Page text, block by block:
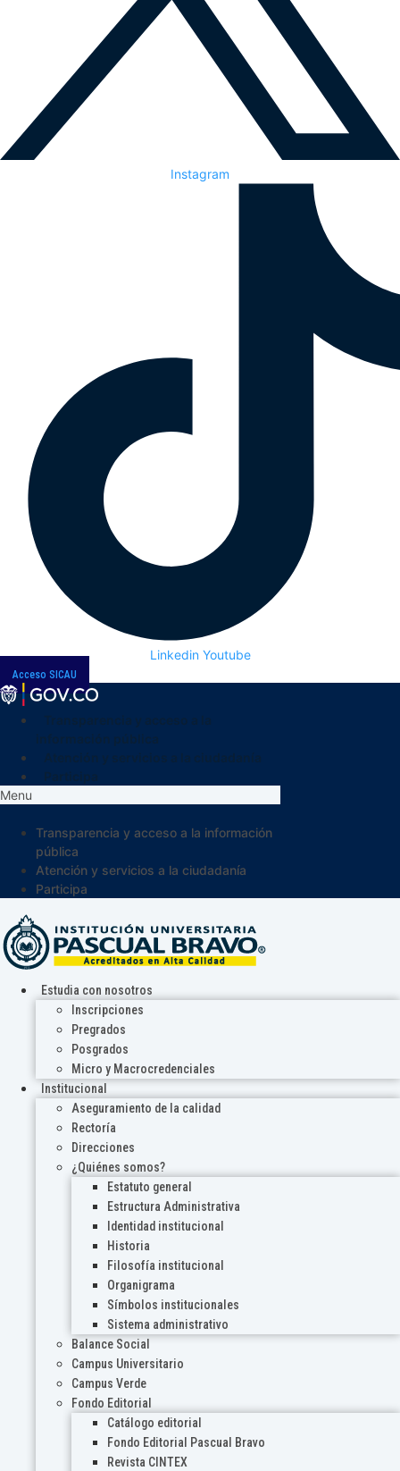
Instagram
Linkedin Youtube
Acceso SICAU
Menu
Transparencia y acceso a la información
pública
Atención y servicios a la ciudadanía
Participa
Estudia con nosotros
Inscripciones
Pregrados
Posgrados
Micro y Macrocredenciales
Institucional
Aseguramiento de la calidad
Rectoría
Direcciones
¿Quiénes somos?
Estatuto general
Estructura Administrativa
Identidad institucional
Historia
Filosofía institucional
Organigrama
Símbolos institucionales
Sistema administrativo
Balance Social
Campus Universitario
Campus Verde
Fondo Editorial
Catálogo editorial
Fondo Editorial Pascual Bravo
Revista CINTEX